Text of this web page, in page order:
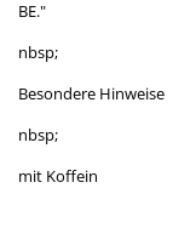
BE."
nbsp;
Besondere Hinweise
nbsp;
mit Koffein